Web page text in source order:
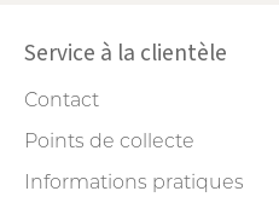
Service à la clientèle
Contact
Points de collecte
Informations pratiques